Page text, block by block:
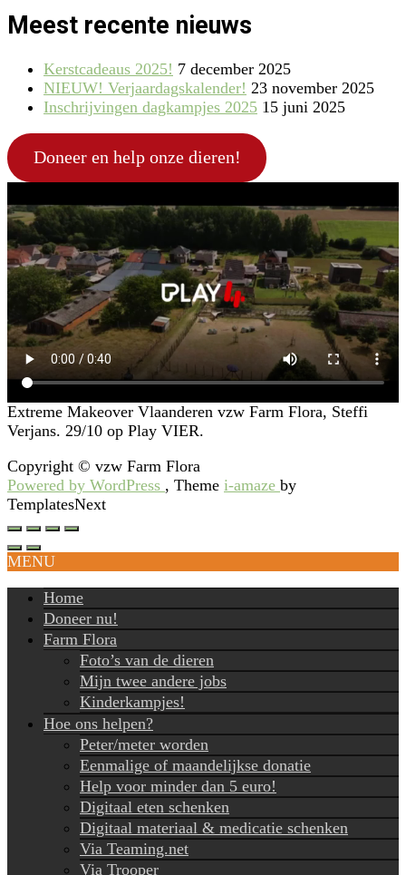
Meest recente nieuws
Kerstcadeaus 2025! 7 december 2025
NIEUW! Verjaardagskalender! 23 november 2025
Inschrijvingen dagkampjes 2025 15 juni 2025
Doneer en help onze dieren!
Extreme Makeover Vlaanderen vzw Farm Flora, Steffi
Verjans. 29/10 op Play VIER.
Copyright © vzw Farm Flora
Powered by WordPress , Theme i-amaze by
TemplatesNext
MENU
Home
Doneer nu!
Farm Flora
Foto’s van de dieren
Mijn twee andere jobs
Kinderkampjes!
Hoe ons helpen?
Peter/meter worden
Eenmalige of maandelijkse donatie
Help voor minder dan 5 euro!
Digitaal eten schenken
Digitaal materiaal & medicatie schenken
Via Teaming.net
Via Trooper